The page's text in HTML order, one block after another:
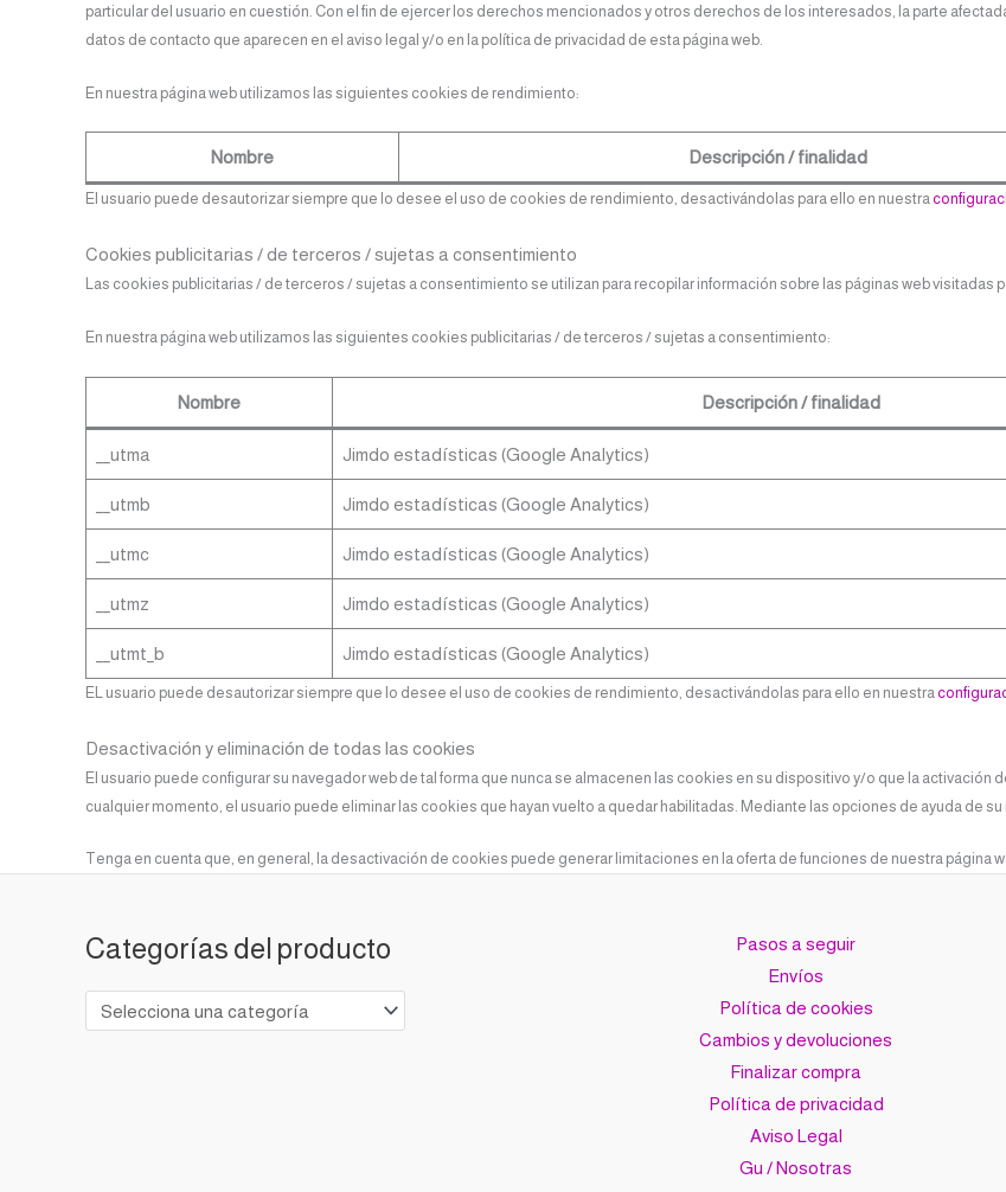
particular del usuario en cuestión. Con el fin de ejercer los derechos mencionados y otros derechos de los interesados, la parte
datos de contacto que aparecen en el aviso legal y/o en la política de privacidad de esta página web.
En nuestra página web utilizamos las siguientes cookies de rendimiento:
Nombre Descripción / finalidad
El usuario puede desautorizar siempre que lo desee el uso de cookies de rendimiento, desactivándolas para ello en nuestra
Cookies publicitarias / de terceros / sujetas a consentimiento
Las cookies publicitarias / de terceros / sujetas a consentimiento se utilizan para recopilar información sobre las páginas web visitadas
En nuestra página web utilizamos las siguientes cookies publicitarias / de terceros / sujetas a consentimiento:
Nombre Descripción / finalidad
__utma Jimdo estadísticas (Google Analytics)
__utmb Jimdo estadísticas (Google Analytics)
__utmc Jimdo estadísticas (Google Analytics)
__utmz Jimdo estadísticas (Google Analytics)
__utmt_b Jimdo estadísticas (Google Analytics)
EL usuario puede desautorizar siempre que lo desee el uso de cookies de rendimiento, desactivándolas para ello en nuestra
Desactivación y eliminación de todas las cookies
El usuario puede configurar su navegador web de tal forma que nunca se almacenen las cookies en su dispositivo y/o que la
cualquier momento, el usuario puede eliminar las cookies que hayan vuelto a quedar habilitadas. Mediante las opciones de ayuda de
Tenga en cuenta que, en general, la desactivación de cookies puede generar limitaciones en la oferta de funciones de nuestra página
Categorías del producto
Pasos a seguir
Envíos
Política de cookies
Cambios y devoluciones
Finalizar compra
Política de privacidad
Aviso Legal
Gu / Nosotras